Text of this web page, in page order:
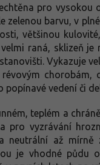
pro
zelenou barvu, v
většinou
raná, sklizeň je
Vykazuje
vedení či
teplém a
pro vyzrávání
neutrální až mírně
je vhodné půdu